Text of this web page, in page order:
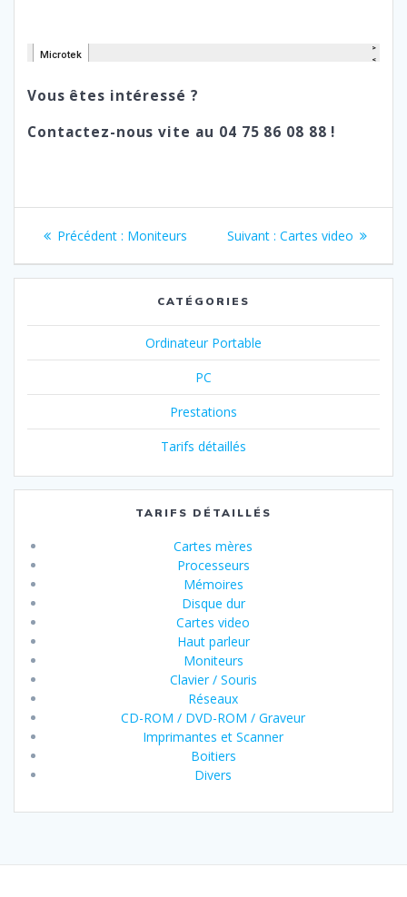
Vous êtes intéressé ?
Contactez-nous vite au 04 75 86 08 88 !
Navigation
de
Précédent : Article
Moniteurs Suivant : Article
Cartes video
CATÉGORIES
Ordinateur Portable
PC
Prestations
Tarifs détaillés
TARIFS DÉTAILLÉS
Cartes mères
Processeurs
Mémoires
Disque dur
Cartes video
Haut parleur
Moniteurs
Clavier / Souris
Réseaux
CD-ROM / DVD-ROM / Graveur
Imprimantes et Scanner
Boitiers
Divers